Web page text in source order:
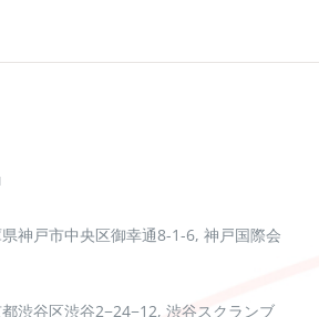
神戸市中央区御幸通8-1-6, 神戸国際会
渋谷区渋谷2−24−12, 渋谷スクランブ